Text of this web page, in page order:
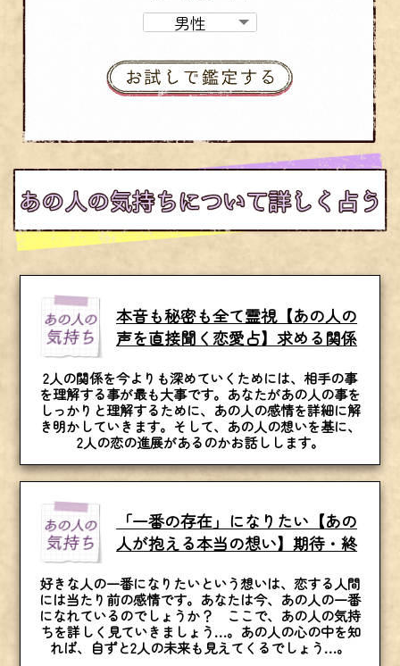
本音も秘密も全て霊視【あの人の
声を直接聞く恋愛占】求める関係
2人の関係を今よりも深めていくためには、相手の事
を理解する事が最も大事です。あなたがあの人の事を
しっかりと理解するために、あの人の感情を詳細に解
き明かしていきます。そして、あの人の想いを基に、
2人の恋の進展があるのかお話しします。
「一番の存在」になりたい【あの
人が抱える本当の想い】期待・終
好きな人の一番になりたいという想いは、恋する人間
には当たり前の感情です。あなたは今、あの人の一番
になれているのでしょうか？ ここで、あの人の気持
ちを詳しく見ていきましょう…。あの人の心の中を知
れば、自ずと2人の未来も見えてくるでしょう…。